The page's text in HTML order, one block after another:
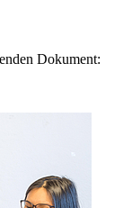
Dokument: